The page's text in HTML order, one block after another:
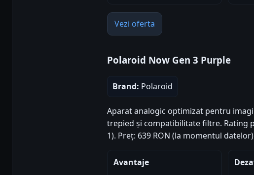
Vezi oferta
Polaroid Now Gen 3 Purple
Brand: Polaroid
Aparat analogic optimizat pentru
trepied și compatibilitate filtre. Rating
1). Preț: 639 RON (la momentul
Avantaje